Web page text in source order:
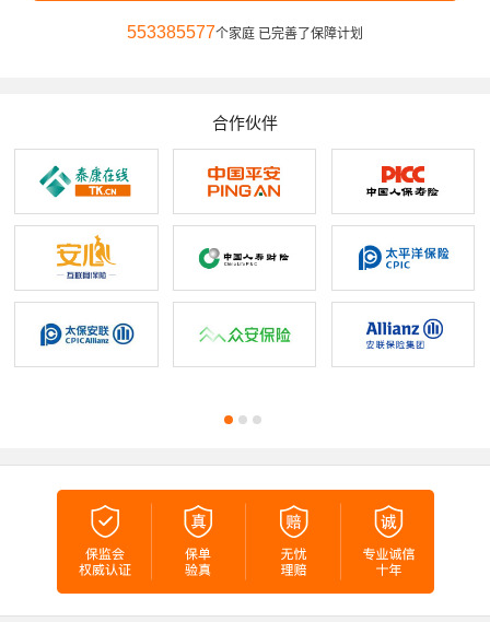
553385577个家庭 已完善了保障计划
合作伙伴